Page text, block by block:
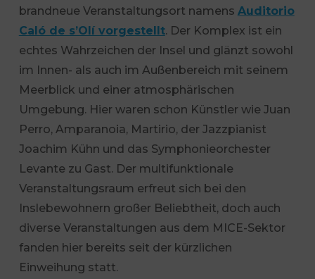
brandneue Veranstaltungsort namens Auditorio
Caló de s’Olí vorgestellt. Der Komplex ist ein
echtes Wahrzeichen der Insel und glänzt sowohl
im Innen- als auch im Außenbereich mit seinem
Meerblick und einer atmosphärischen
Umgebung. Hier waren schon Künstler wie Juan
Perro, Amparanoia, Martirio, der Jazzpianist
Joachim Kühn und das Symphonieorchester
Levante zu Gast. Der multifunktionale
Veranstaltungsraum erfreut sich bei den
Inslebewohnern großer Beliebtheit, doch auch
diverse Veranstaltungen aus dem MICE-Sektor
fanden hier bereits seit der kürzlichen
Einweihung statt.